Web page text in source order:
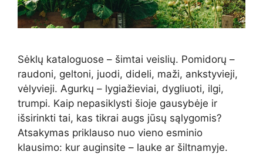
Sėklų kataloguose – šimtai veislių. Pomidorų –
raudoni, geltoni, juodi, dideli, maži, ankstyvieji,
vėlyvieji. Agurkų – lygiažieviai, dygliuoti, ilgi,
trumpi. Kaip nepasiklysti šioje gausybėje ir
išsirinkti tai, kas tikrai augs jūsų sąlygomis?
Atsakymas priklauso nuo vieno esminio
klausimo: kur auginsite – lauke ar šiltnamyje.